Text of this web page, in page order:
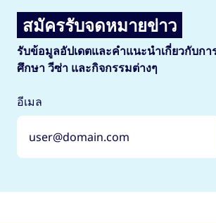
สมัครรับจดหมายข่าว
รับข้อมูลอัปเดตและคำแนะนำเกี่ยวกับก
ศึกษา วีซ่า และกิจกรรมต่างๆ
อีเมล